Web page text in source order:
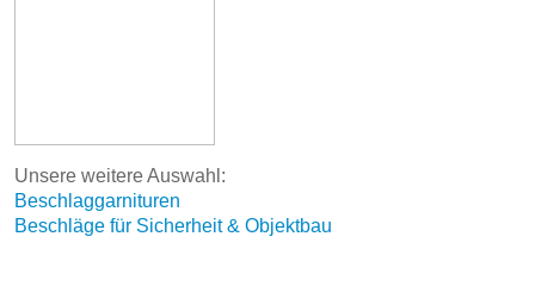
Unsere weitere Auswahl:
Beschlaggarnituren
Beschläge für Sicherheit & Objektbau